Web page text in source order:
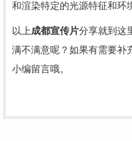
和渲染特定的光源特征和环
以上成都宣传片分享就到这
满不满意呢？如果有需要补
小编留言哦。